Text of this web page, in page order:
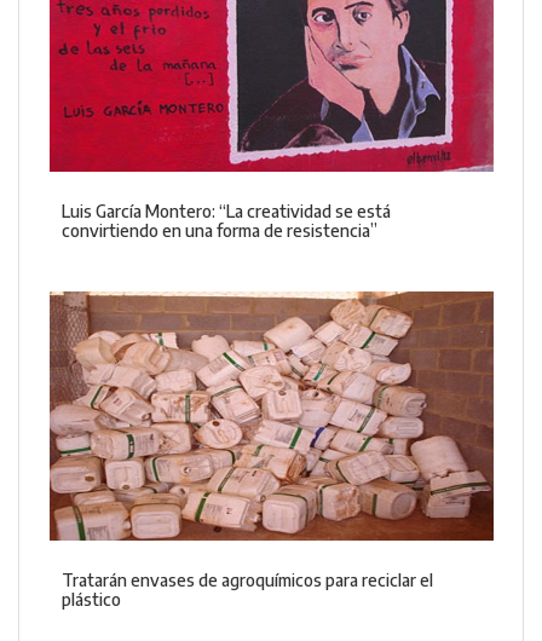
Luis García Montero: “La creatividad se está
convirtiendo en una forma de resistencia”
Tratarán envases de agroquímicos para reciclar el
plástico